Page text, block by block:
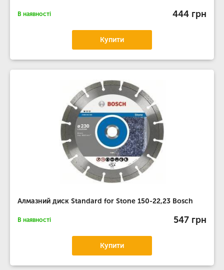
В наявності 444 грн
Купити
Алмазний диск Standard for Stone 150-22,23 Bosch
В наявності 547 грн
Купити